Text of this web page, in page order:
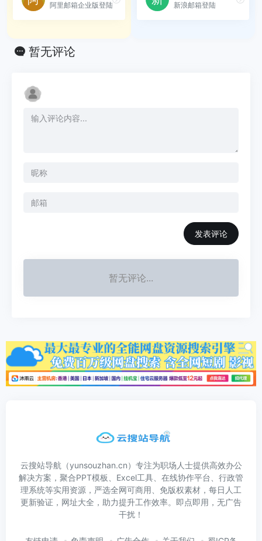
阿里邮箱企业版登陆 新浪邮箱登陆
暂无评论
发表评论
暂无评论...
云搜站导航（yunsouzhan.cn）专注为职场人士提供高效办公
解决方案，聚合PPT模板、Excel工具、在线协作平台、行政管
理系统等实用资源，严选全网可商用、免版权素材，每日人工
更新验证，网址大全，助力提升工作效率。即点即用，无广告
干扰！